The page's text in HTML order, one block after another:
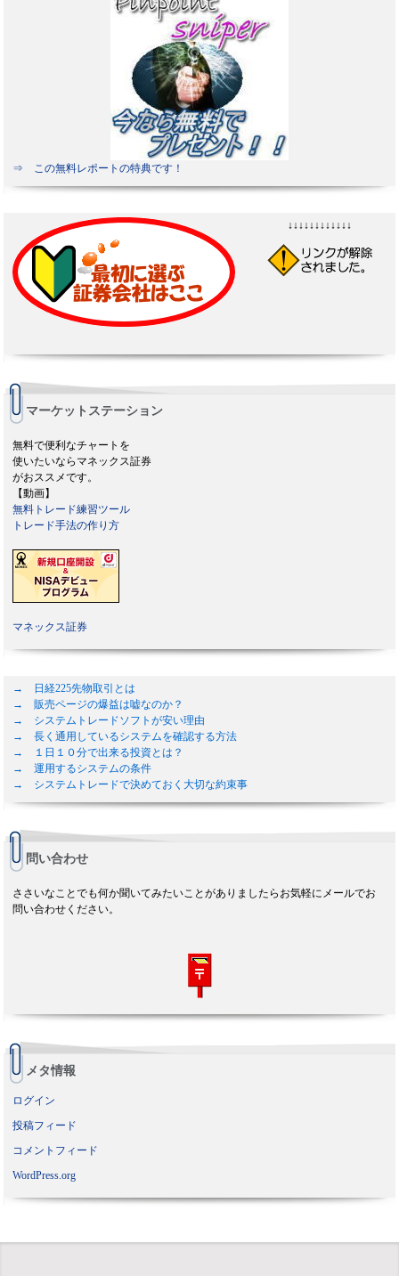
⇒ この無料レポートの特典です！
↓↓↓↓↓↓↓↓↓↓↓↓
マーケットステーション
無料で便利なチャートを
使いたいならマネックス証券
がおススメです。
【動画】
無料トレード練習ツール
トレード手法の作り方
マネックス証券
→ 日経225先物取引とは
→ 販売ページの爆益は嘘なのか？
→ システムトレードソフトが安い理由
→ 長く通用しているシステムを確認する方法
→ １日１０分で出来る投資とは？
→ 運用するシステムの条件
→ システムトレードで決めておく大切な約束事
問い合わせ
ささいなことでも何か聞いてみたいことがありましたらお気軽にメールでお
問い合わせください。
メタ情報
ログイン
投稿フィード
コメントフィード
WordPress.org